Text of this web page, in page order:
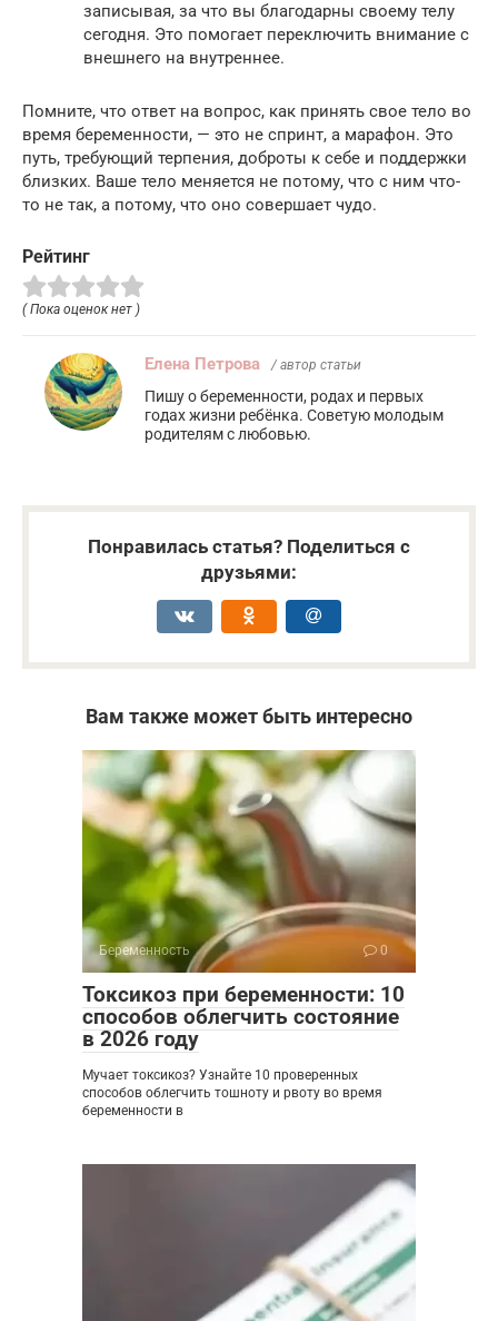
записывая, за что вы благодарны своему телу
сегодня. Это помогает переключить внимание с
внешнего на внутреннее.
Помните, что ответ на вопрос, как принять свое тело во
время беременности, — это не спринт, а марафон. Это
путь, требующий терпения, доброты к себе и поддержки
близких. Ваше тело меняется не потому, что с ним что-
то не так, а потому, что оно совершает чудо.
Рейтинг
( Пока оценок нет )
Елена Петрова / автор статьи
Пишу о беременности, родах и первых
годах жизни ребёнка. Советую молодым
родителям с любовью.
Понравилась статья? Поделиться с
друзьями:
Вам также может быть интересно
Беременность 0
Токсикоз при беременности: 10
способов облегчить состояние
в 2026 году
Мучает токсикоз? Узнайте 10 проверенных
способов облегчить тошноту и рвоту во время
беременности в